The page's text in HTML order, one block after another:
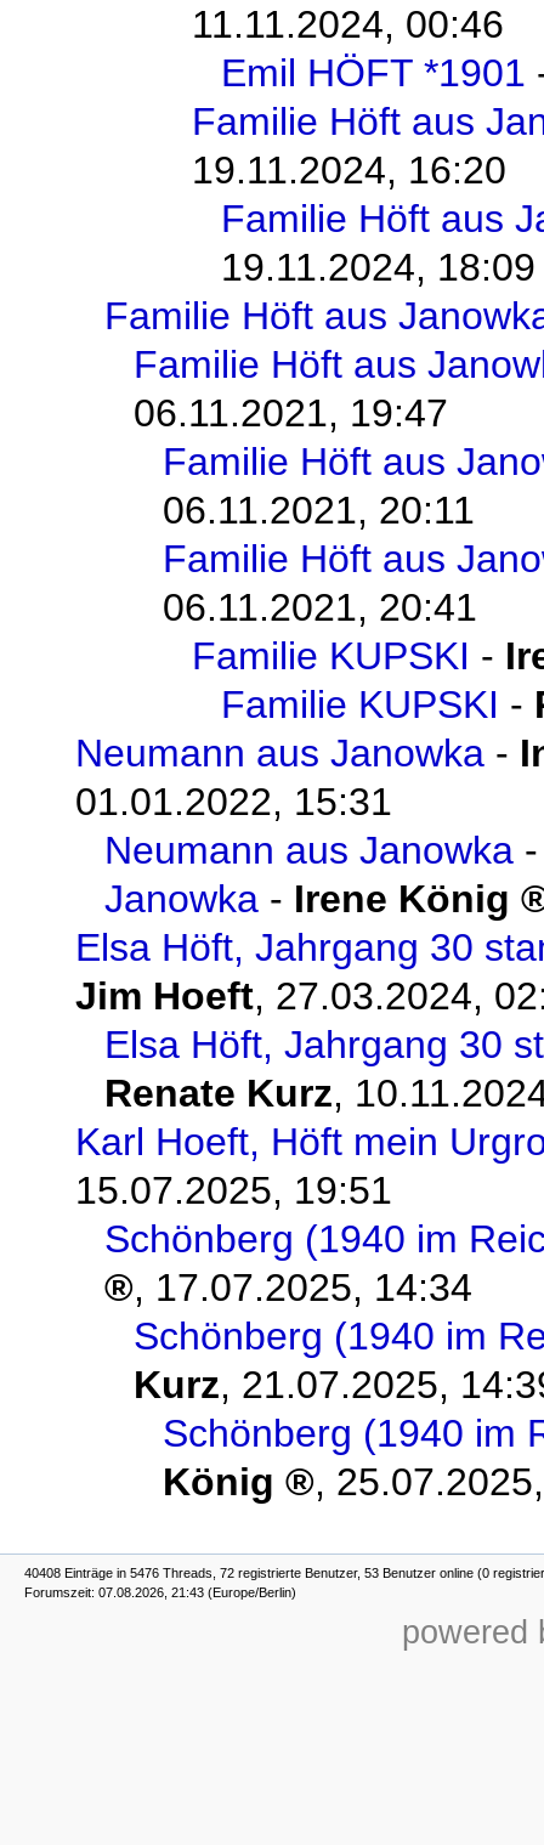
11.11.2024, 00:46
Emil HÖFT *1901
Familie Höft aus
19.11.2024, 16:20
Familie Höft aus
19.11.2024, 18:09
Familie Höft aus
Familie Höft aus
06.11.2021, 19:47
Familie Höft aus
06.11.2021, 20:11
Familie Höft aus
06.11.2021, 20:41
Familie KUPSKI -
Familie KUPSKI -
Neumann aus Janowka -
01.01.2022, 15:31
Neumann aus Janowka
Janowka - Irene König
Elsa Höft, Jahrgang 30
Jim Hoeft, 27.03.2024,
Elsa Höft, Jahrgang 30
Renate Kurz,
Karl Hoeft, Höft mein
15.07.2025, 19:51
Schönberg (1940 im
, 17.07.2025, 14:34
Schönberg (1940 im
Kurz, 21.07.2025,
Schönberg (1940 im
König
,
40408 Einträge in 5476 Threads, 72 registrierte Benutzer, 53 Benutzer online (0
Forumszeit: 07.08.2026, 21:43 (Europe/Berlin)
powered